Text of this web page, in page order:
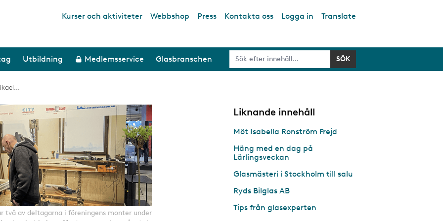
Top links
Kurser och aktiviteter Webbshop Press Kontakta oss Logga in Translate
Utbildning Medlemsservice Glasbranschen
två av deltagarna i föreningens monter under
Liknande innehåll
Möt Isabella Ronström Frejd
Häng med en dag på
Lärlingsveckan
Glasmästeri i Stockholm till salu
Ryds Bilglas AB
Tips från glasexperten